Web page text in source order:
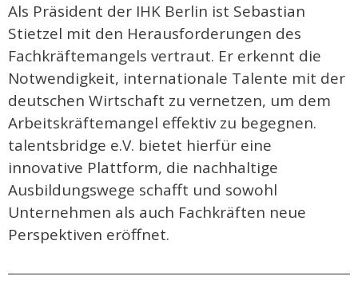
Als Präsident der IHK Berlin ist Sebastian
Stietzel mit den Herausforderungen des
Fachkräftemangels vertraut. Er erkennt die
Notwendigkeit, internationale Talente mit der
deutschen Wirtschaft zu vernetzen, um dem
Arbeitskräftemangel effektiv zu begegnen.
talentsbridge e.V. bietet hierfür eine
innovative Plattform, die nachhaltige
Ausbildungswege schafft und sowohl
Unternehmen als auch Fachkräften neue
Perspektiven eröffnet.